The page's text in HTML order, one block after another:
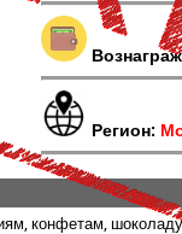
Регион:
конфетам,